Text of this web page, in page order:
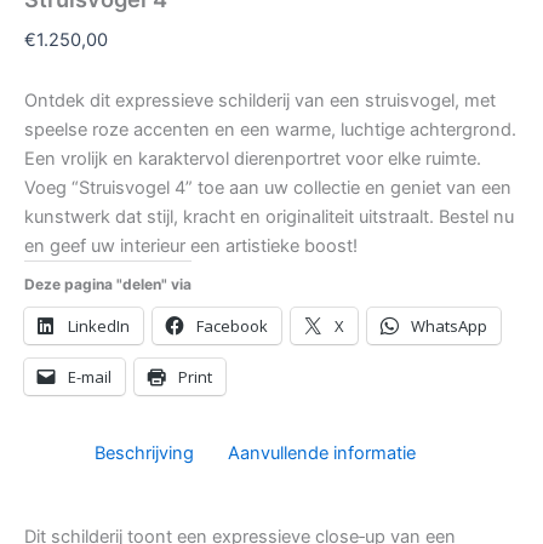
€1.250,00
Ontdek dit expressieve schilderij van een struisvogel, met
speelse roze accenten en een warme, luchtige achtergrond.
Een vrolijk en karaktervol dierenportret voor elke ruimte.
Voeg “Struisvogel 4” toe aan uw collectie en geniet van een
kunstwerk dat stijl, kracht en originaliteit uitstraalt. Bestel nu
en geef uw interieur een artistieke boost!
Deze pagina "delen" via
LinkedIn Facebook X WhatsApp
E-mail Print
Beschrijving Aanvullende informatie
Dit schilderij toont een expressieve close‑up van een